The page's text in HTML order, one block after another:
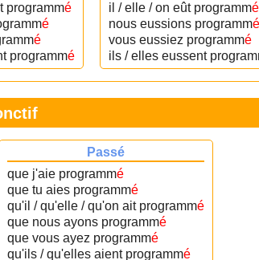
programmé
é
é
programmé
il / elle / on eût programmé
nous eussions programmé
vous eussiez programmé
ils / elles eussent
Passé
que j'aie programmé
que tu aies programmé
qu'il / qu'elle / qu'on ait programmé
que nous ayons programmé
que vous ayez programmé
qu'ils / qu'elles aient programmé